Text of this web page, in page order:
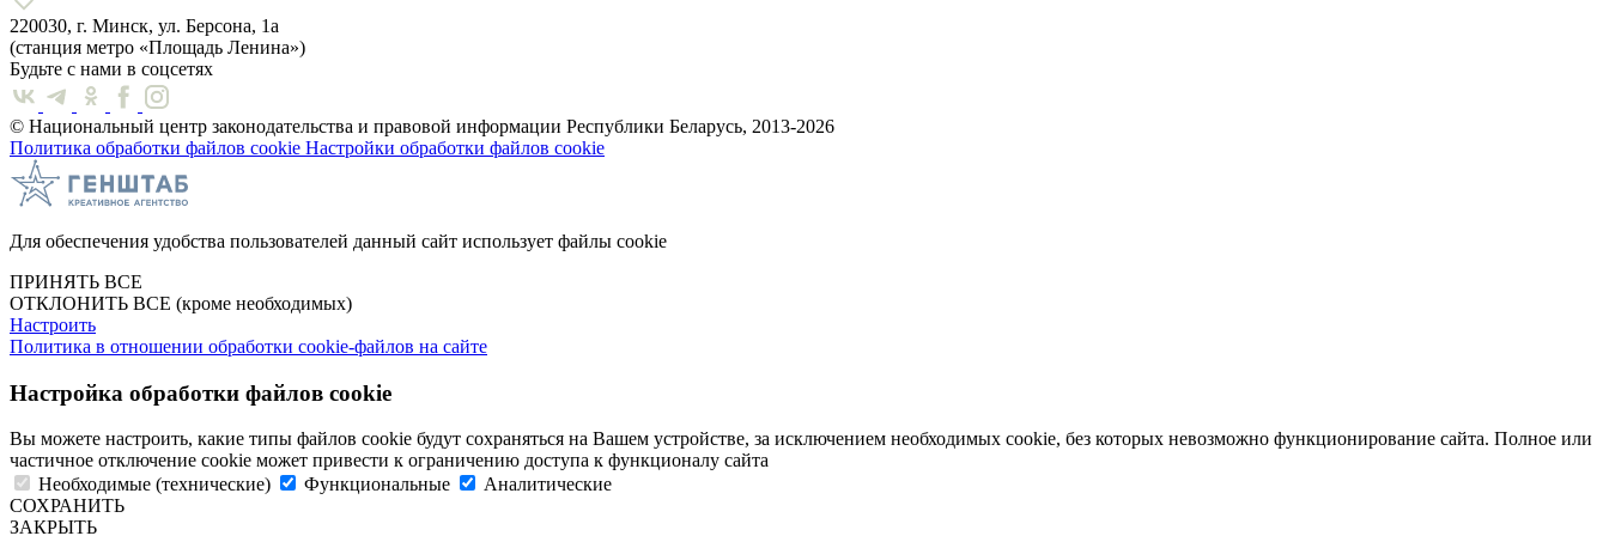
220030, г. Минск, ул. Берсона, 1а
(станция метро «Площадь Ленина»)
Будьте с нами в соцсетях
© Национальный центр законодательства и правовой информации Республики Беларусь, 2013-2026
Политика обработки файлов cookie Настройки обработки файлов cookie
Для обеспечения удобства пользователей данный сайт использует файлы cookie
ПРИНЯТЬ ВСЕ
ОТКЛОНИТЬ ВСЕ (кроме необходимых)
Настроить
Политика в отношении обработки cookie-файлов на сайте
Настройка обработки файлов cookie
Вы можете настроить, какие типы файлов cookie будут сохраняться на Вашем устройстве, за исключением необходимых cookie, без которых невозможно функционирование сайта. Полное или
частичное отключение cookie может привести к ограничению доступа к функционалу сайта
Необходимые (технические)
Функциональные
Аналитические
СОХРАНИТЬ
ЗАКРЫТЬ